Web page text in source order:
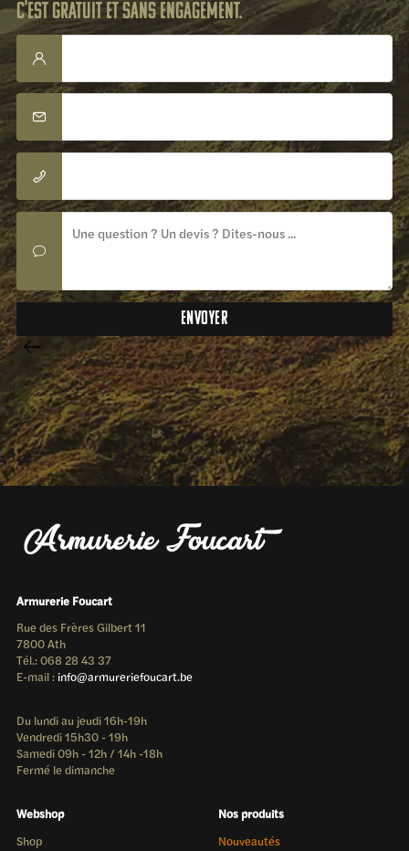
C'est gratuit et sans engagement.
Armurerie Foucart
Rue des Frères Gilbert 11
7800 Ath
Tél.: 068 28 43 37
E-mail : info@armureriefoucart.be
Du lundi au jeudi 16h-19h
Vendredi 15h30 - 19h
Samedi 09h - 12h / 14h -18h
Fermé le dimanche
Webshop
Shop
Nos produits
Nouveautés